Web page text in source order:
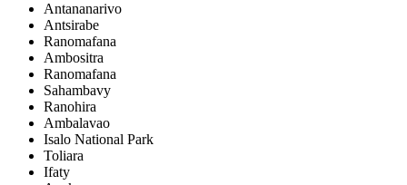
Antananarivo
Antsirabe
Ranomafana
Ambositra
Ranomafana
Sahambavy
Ranohira
Ambalavao
Isalo National Park
Toliara
Ifaty